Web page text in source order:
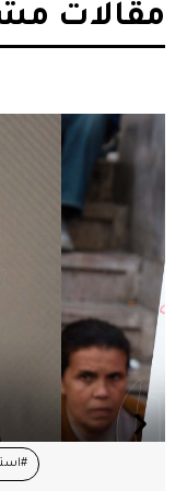
مقالات
#سحب